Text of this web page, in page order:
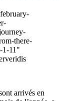
there-
1-11"
arrivés en